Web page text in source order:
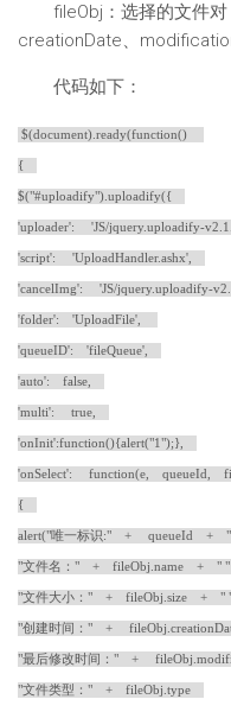
fileObj：选择的文件对
creationDate、
代码如下：
$(document).ready(function()
{
$("#uploadify").uploadify({
'uploader': 'JS/jquery.uploadify-
'script': 'UploadHandler.ashx',
'cancelImg': 'JS/jquery.uploadify-
'folder': 'UploadFile',
'queueID': 'fileQueue',
'auto': false,
'multi': true,
'onInit':function(){alert("1");},
'onSelect': function(e, queueId,
{
alert("唯一标识:" + queueId
"文件名：" + fileObj.name +
"文件大小：" + fileObj.size +
"创建时间：" +
"最后修改时间：" +
"文件类型：" + fileObj.type